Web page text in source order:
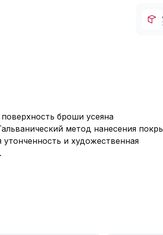
броши усеяна
метод нанесения
и художественная